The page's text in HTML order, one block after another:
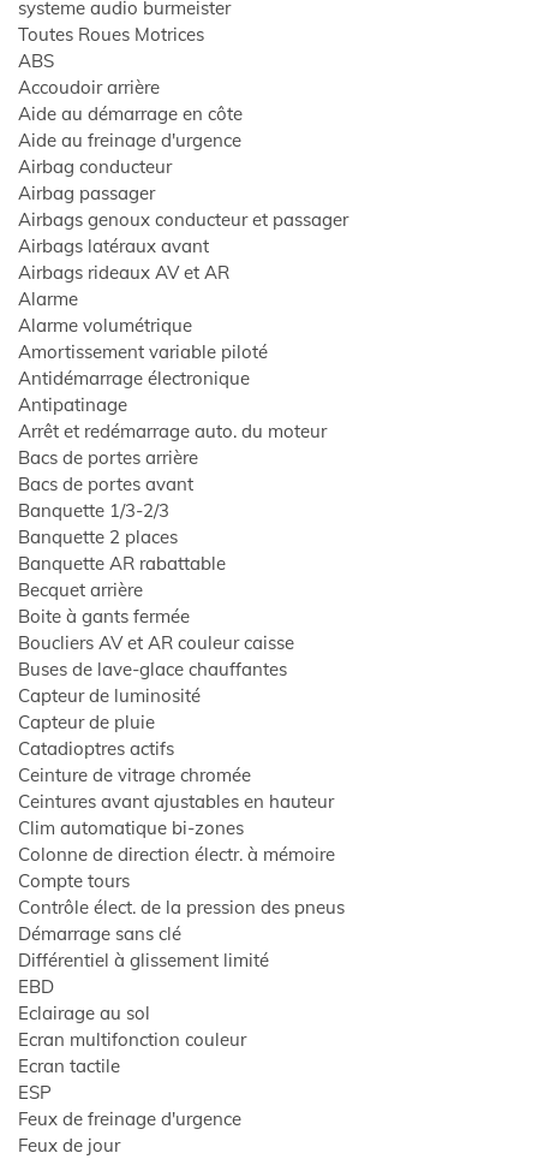
systeme audio burmeister
Toutes Roues Motrices
ABS
Accoudoir arrière
Aide au démarrage en côte
Aide au freinage d'urgence
Airbag conducteur
Airbag passager
Airbags genoux conducteur et passager
Airbags latéraux avant
Airbags rideaux AV et AR
Alarme
Alarme volumétrique
Amortissement variable piloté
Antidémarrage électronique
Antipatinage
Arrêt et redémarrage auto. du moteur
Bacs de portes arrière
Bacs de portes avant
Banquette 1/3-2/3
Banquette 2 places
Banquette AR rabattable
Becquet arrière
Boite à gants fermée
Boucliers AV et AR couleur caisse
Buses de lave-glace chauffantes
Capteur de luminosité
Capteur de pluie
Catadioptres actifs
Ceinture de vitrage chromée
Ceintures avant ajustables en hauteur
Clim automatique bi-zones
Colonne de direction électr. à mémoire
Compte tours
Contrôle élect. de la pression des pneus
Démarrage sans clé
Différentiel à glissement limité
EBD
Eclairage au sol
Ecran multifonction couleur
Ecran tactile
ESP
Feux de freinage d'urgence
Feux de jour